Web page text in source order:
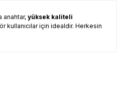
anahtar, yüksek kaliteli
kullanıcılar için idealdir. Herkesin